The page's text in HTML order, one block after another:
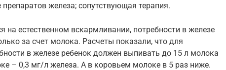
железа; сопутствующая терапия.
на естественном вскармливании, потребности в железе
за счет молока. Расчеты показали, что для
в железе ребенок должен выпивать до 15 л молока
– 0,3 мг/л железа. А в коровьем молоке в 5 раз ниже.